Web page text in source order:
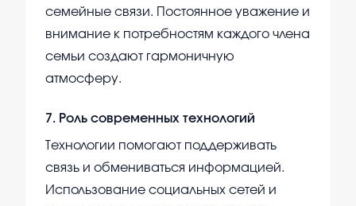
семейные связи. Постоянное уважение и
внимание к потребностям каждого члена
семьи создают гармоничную
атмосферу.
7. Роль современных технологий
Технологии помогают поддерживать
связь и обмениваться информацией.
Использование социальных сетей и